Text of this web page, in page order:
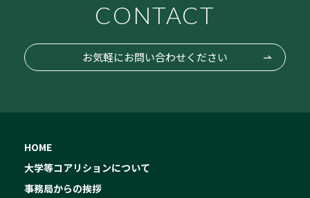
CONTACT
お気軽にお問い合わせください
HOME
大学等コアリションについて
事務局からの挨拶